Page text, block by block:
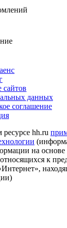
сайтов
данных
соглашение
hh.ru
на основе
к